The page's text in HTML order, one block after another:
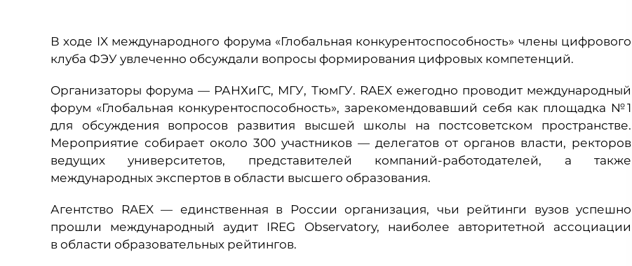
В ходе IX международного форума «Глобальная конкурентоспособность» члены цифрового
клуба ФЭУ увлеченно обсуждали вопросы формирования цифровых компетенций.
Организаторы форума — РАНХиГС, МГУ, ТюмГУ. RAEX ежегодно проводит международный
форум «Глобальная конкурентоспособность», зарекомендовавший себя как площадка №1
для обсуждения вопросов развития высшей школы на постсоветском пространстве.
Мероприятие собирает около 300 участников — делегатов от органов власти, ректоров
ведущих университетов, представителей компаний-работодателей, а также
международных экспертов в области высшего образования.
Агентство RAEX — единственная в России организация, чьи рейтинги вузов успешно
прошли международный аудит IREG Observatory, наиболее авторитетной ассоциации
в области образовательных рейтингов.